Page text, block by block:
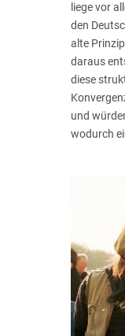
liege vor
den
alte
daraus
diese
und
wodurch